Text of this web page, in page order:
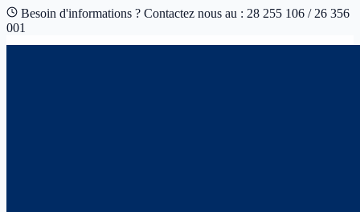
Besoin d'informations ? Contactez nous au : 28 255 106 / 26 356
001